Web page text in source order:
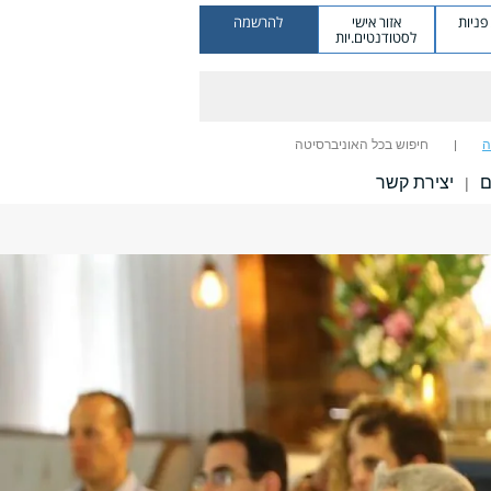
אזור אישי
לסטודנטים.יות
להרשמה
חיפוש בכל האוניברסיטה
| יצירת קשר